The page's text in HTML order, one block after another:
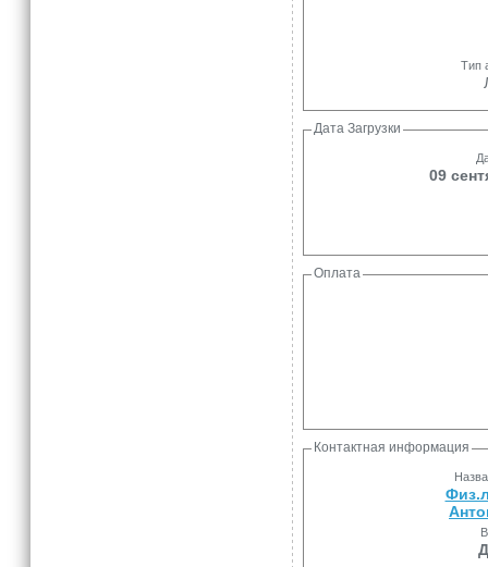
Тип
Дата Загрузки
09
Оплата
Контактная информация